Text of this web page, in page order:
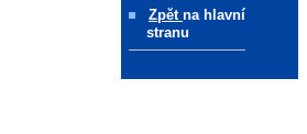
Zpět na hlavní
stranu